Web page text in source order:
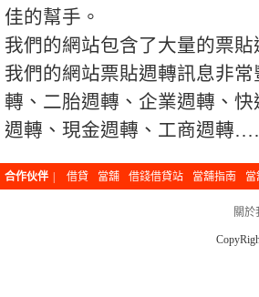
佳的幫手。
我們的網站包含了大量的票
我們的網站票貼週轉訊息非
轉、二胎週轉、企業週轉、
週轉、現金週轉、工商週轉
合作伙伴 借貸 當舖 借錢借貸站 當舖指南 當
關於